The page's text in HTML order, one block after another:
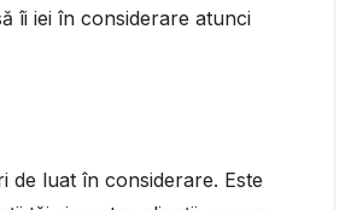
îi iei în considerare atunci
de luat în considerare. Este